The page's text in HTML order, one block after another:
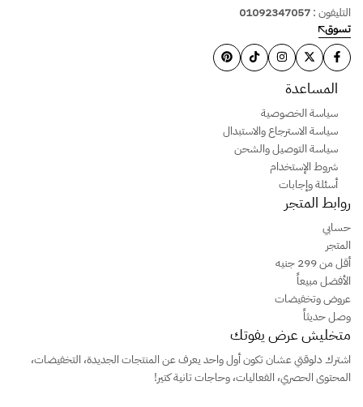
التليفون :01092347057
تسوق
المساعدة
سياسة الخصوصية
سياسة الاسترجاع والاستبدال
سياسة التوصيل والشحن
شروط الإستخدام
أسئلة وإجابات
روابط المتجر
حسابي
المتجر
أقل من 299 جنيه
الأفضل مبيعاً
عروض وتخفيضات
وصل حديثاً
متخليش عرض يفوتك
اشترك دلوقتي عشان تكون أول واحد يعرف عن المنتجات الجديدة، التخفيضات،
المحتوى الحصري، الفعاليات، وحاجات تانية كتير!